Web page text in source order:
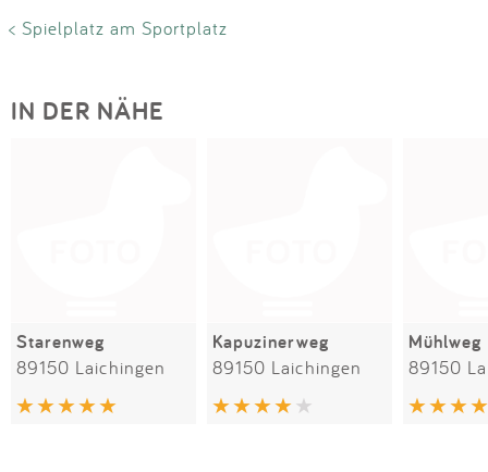
< Spielplatz am Sportplatz
IN DER NÄHE
Starenweg
89150 Laichingen
Kapuzinerweg
89150 Laichingen
Mühlweg
89150